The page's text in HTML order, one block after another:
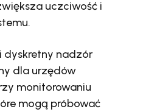
uczciwość i
dyskretny nadzór
dla urzędów
monitorowaniu
mogą próbować